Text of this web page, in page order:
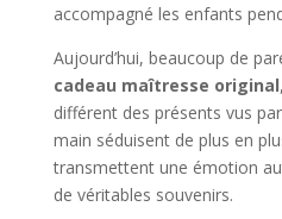
accompagné les enfants
Aujourd’hui, beaucoup de
cadeau maîtresse original
différent des présents vus
main séduisent de plus en
transmettent une émotion
de véritables souvenirs.